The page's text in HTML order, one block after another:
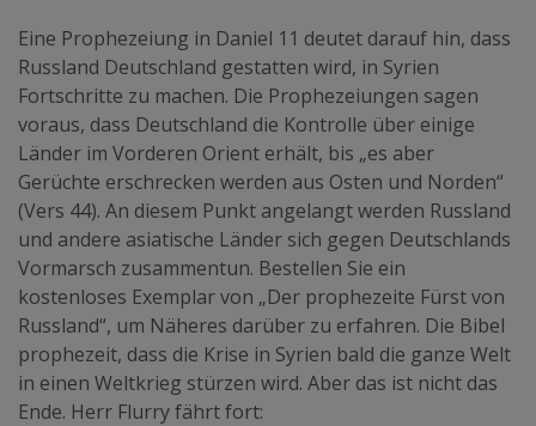
Eine Prophezeiung in Daniel 11 deutet darauf hin, dass
Russland Deutschland gestatten wird, in Syrien
Fortschritte zu machen. Die Prophezeiungen sagen
voraus, dass Deutschland die Kontrolle über einige
Länder im Vorderen Orient erhält, bis „es aber
Gerüchte erschrecken werden aus Osten und Norden“
(Vers 44). An diesem Punkt angelangt werden Russland
und andere asiatische Länder sich gegen Deutschlands
Vormarsch zusammentun. Bestellen Sie ein
kostenloses Exemplar von „Der prophezeite Fürst von
Russland“, um Näheres darüber zu erfahren. Die Bibel
prophezeit, dass die Krise in Syrien bald die ganze Welt
in einen Weltkrieg stürzen wird. Aber das ist nicht das
Ende. Herr Flurry fährt fort: